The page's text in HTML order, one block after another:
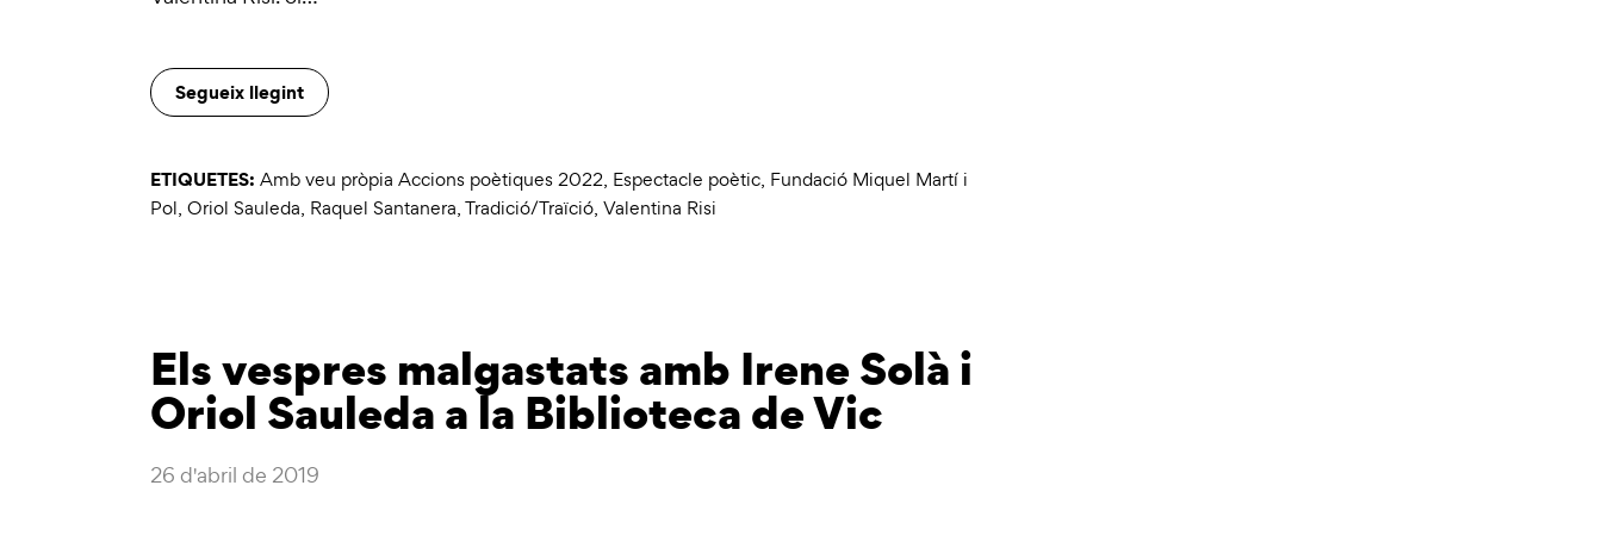
Segueix llegint
ETIQUETES: Amb veu pròpia Accions poètiques 2022, Espectacle poètic, Fundació Miquel Martí i
Pol, Oriol Sauleda, Raquel Santanera,Tradició/Traïció, Valentina Risi
Els vespres malgastats amb Irene Solà i
Oriol Sauleda a la Biblioteca de Vic
26 d'abril de 2019